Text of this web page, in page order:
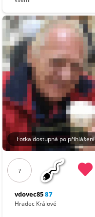
Fotka dostupná po přihlášení
?
vdovec8587
Hradec Králové